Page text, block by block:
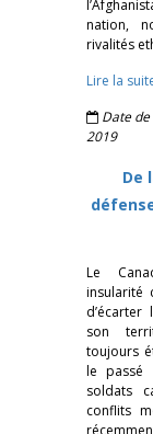
nation,
rivalités
Lire la
Date
2019
De
Le
insularité
son
toujours
le passé
soldats
conflits